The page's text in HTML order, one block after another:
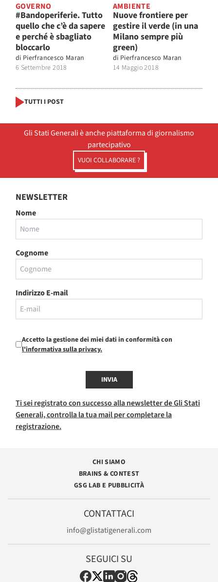
GOVERNO
#Bandoperiferie. Tutto
quello che c’è da sapere
e perché è sbagliato
bloccarlo
di Pierfrancesco Maran
6 Settembre 2018
AMBIENTE
Nuove frontiere per
gestire il verde (in una
Milano sempre più
green)
di Pierfrancesco Maran
14 Maggio 2018
TUTTI I POST
Gli Stati Generali è anche piattaforma di giornalismo
partecipativo
VUOI COLLABORARE ?
NEWSLETTER
Nome
Cognome
Indirizzo E-mail
Accetto la gestione dei miei dati in conformità con
l'informativa sulla privacy.
INVIA
Ti sei registrato con successo alla newsletter de Gli Stati
Generali, controlla la tua mail per completare la
registrazione.
CHI SIAMO
BRAINS & CONTEST
GSG LAB E PUBBLICITÀ
CONTATTACI
info@glistatigenerali.com
SEGUICI SU